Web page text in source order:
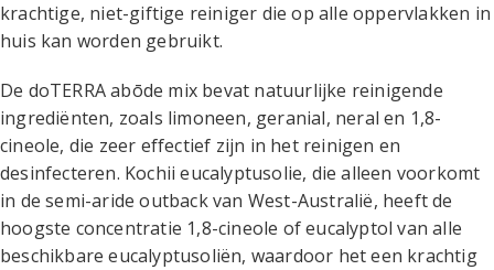
krachtige, niet-giftige reiniger die op alle oppervlakken in
huis kan worden gebruikt.
De doTERRA abōde mix bevat natuurlijke reinigende
ingrediënten, zoals limoneen, geranial, neral en 1,8-
cineole, die zeer effectief zijn in het reinigen en
desinfecteren. Kochii eucalyptusolie, die alleen voorkomt
in de semi-aride outback van West-Australië, heeft de
hoogste concentratie 1,8-cineole of eucalyptol van alle
beschikbare eucalyptusoliën, waardoor het een krachtig